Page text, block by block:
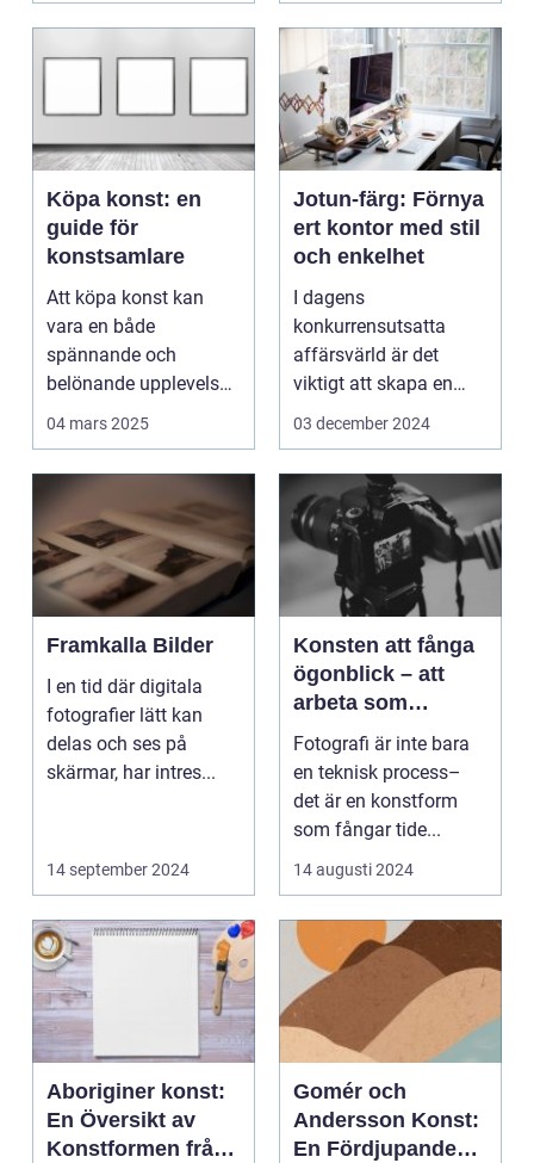
Köpa konst: en
guide för
konstsamlare
Att köpa konst kan
vara en både
spännande och
belönande upplevelse.
Det handlar...
04 mars 2025
Jotun-färg: Förnya
ert kontor med stil
och enkelhet
I dagens
konkurrensutsatta
affärsvärld är det
viktigt att skapa en
arbetsmiljö s...
03 december 2024
Framkalla Bilder
I en tid där digitala
fotografier lätt kan
delas och ses på
skärmar, har intres...
14 september 2024
Konsten att fånga
ögonblick – att
arbeta som
fotograf i
Norrköping
Fotografi är inte bara
en teknisk process–
det är en konstform
som fångar tide...
14 augusti 2024
Aboriginer konst:
En Översikt av
Konstformen från
Gomér och
Andersson Konst:
En Fördjupande